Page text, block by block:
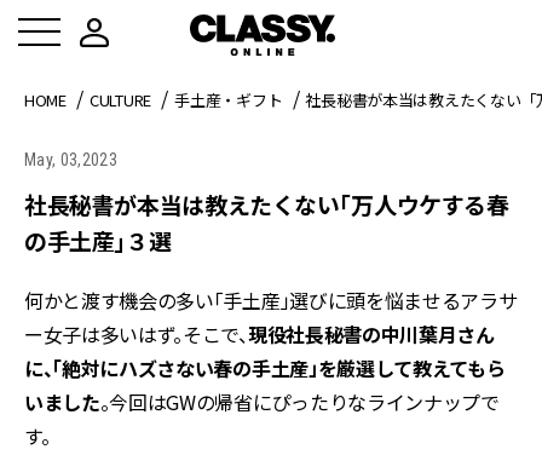
HOME CULTURE 手土産・ギフト 社長秘書が本当は教えたくない
May, 03,2023
社長秘書が本当は教えたくない「万人ウケする春
の手土産」３選
何かと渡す機会の多い「手土産」選びに頭を悩ませるアラサ
ー女子は多いはず。そこで、現役社長秘書の中川葉月さん
に、「絶対にハズさない春の手土産」を厳選して教えてもら
いました。今回はGWの帰省にぴったりなラインナップで
す。